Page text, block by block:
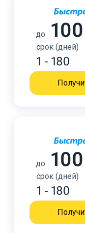
до
срок (дней)
1 - 180
до
срок (дней)
1 - 180